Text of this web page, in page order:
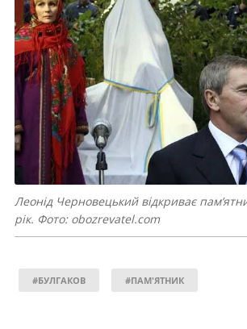
Леонід Черновецький відкриває
рік. Фото: obozrevatel.com
#БУЛГАКОВ #ПАМ'ЯТНИК